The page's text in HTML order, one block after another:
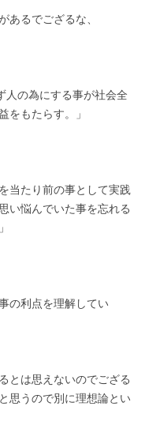
あるでござるな、
人の為にする事が社会全
をもたらす。」
当たり前の事として実践
い悩んでいた事を忘れる
の利点を理解してい
とは思えないのでござる
思うので別に理想論とい